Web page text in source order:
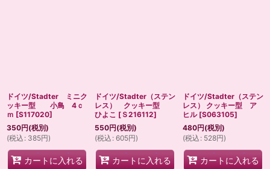
ドイツ/Stadter ミニク
ッキー型 小鳥 4ｃ
ｍ [S117020]
350円(税別)
(税込 : 385円)
カートに入れる
ドイツ/Stadter（ステン
レス） クッキー型
ひよこ [Ｓ216112]
550円(税別)
(税込 : 605円)
カートに入れる
ドイツ/Stadter（ステン
レス） クッキー型 ア
ヒル [S063105]
480円(税別)
(税込 : 528円)
カートに入れる